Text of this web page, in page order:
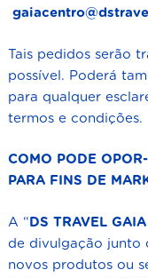
Tais pedidos serão
possível. Poderá
para qualquer
termos e condições.
COMO PODE
PARA FINS DE
A “DS TRAVEL
de divulgação junto
novos produtos ou